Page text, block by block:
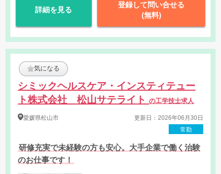
詳細を見る
登録して問い合せる
(無料)
気になる
シミックヘルスケア・インスティテュー
ト株式会社 松山サテライトの工学技士求人
愛媛県松山市
更新日：2026年06月30日
常勤
研修充実で未経験の方も安心。大手企業で働く治験
のお仕事です！